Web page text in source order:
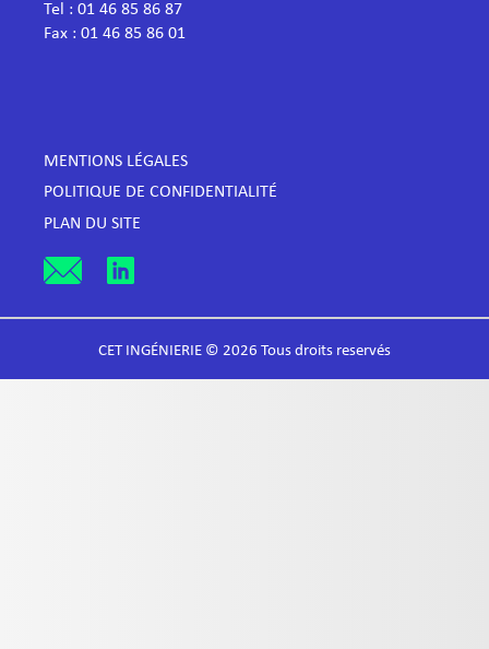
Tel : 01 46 85 86 87
Fax : 01 46 85 86 01
MENTIONS LÉGALES
POLITIQUE DE CONFIDENTIALITÉ
PLAN DU SITE
CET INGÉNIERIE © 2026 Tous droits reservés